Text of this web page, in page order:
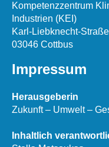
Kompetenzzentrum
Industrien (KEI)
Karl-Liebknecht-
03046 Cottbus
Impressum
Herausgeberin
Zukunft – Umwelt –
Inhaltlich